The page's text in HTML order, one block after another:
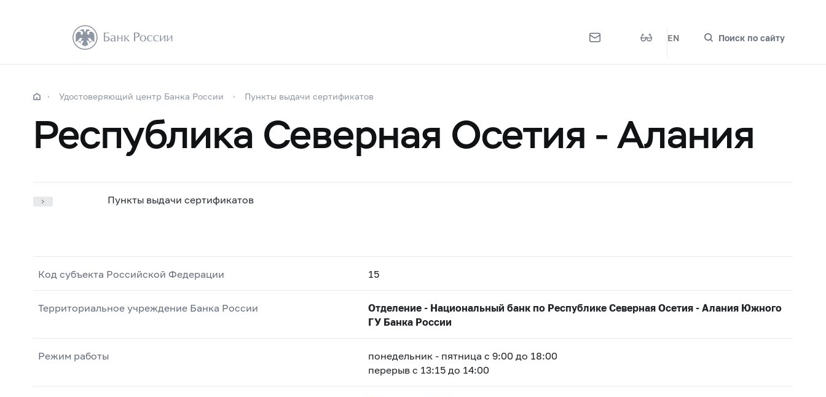
EN Поиск по сайту
Удостоверяющий центр Банка России Пункты выдачи сертификатов
Республика Северная Осетия - Алания
Пункты выдачи сертификатов
Код субъекта Российской Федерации 15
Территориальное учреждение Банка России
Отделение - Национальный банк по Республике Северная Осетия - Алания Южного
ГУ Банка России
Режим работы
понедельник - пятница с 9:00 до 18:00
перерыв с 13:15 до 14:00